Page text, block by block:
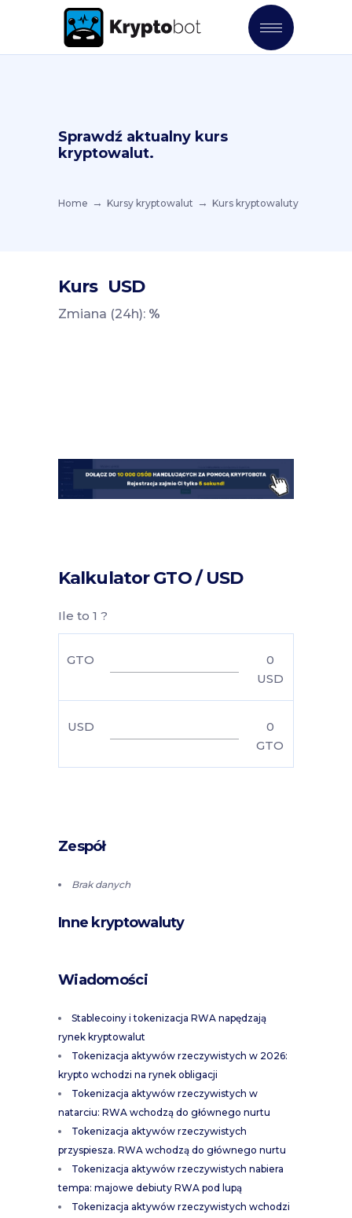
Sprawdź aktualny kurs
kryptowalut.
Home Kursy kryptowalut Kurs kryptowaluty
Kurs USD
Zmiana (24h): %
Kalkulator GTO / USD
Ile to 1 ?
GTO
0
USD
USD
0
GTO
Zespół
Brak danych
Inne kryptowaluty
Wiadomości
Stablecoiny i tokenizacja RWA napędzają
rynek kryptowalut
Tokenizacja aktywów rzeczywistych w 2026:
krypto wchodzi na rynek obligacji
Tokenizacja aktywów rzeczywistych w
natarciu: RWA wchodzą do głównego nurtu
Tokenizacja aktywów rzeczywistych
przyspiesza. RWA wchodzą do głównego nurtu
Tokenizacja aktywów rzeczywistych nabiera
tempa: majowe debiuty RWA pod lupą
Tokenizacja aktywów rzeczywistych wchodzi